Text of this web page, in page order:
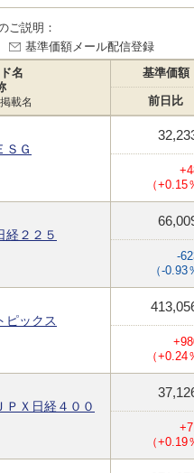
ご説明：
基準価額メール配信登録
名
載名
基準価額
前日比
Ｇ
（+0.15
２２５
-
（-0.93
ックス
（+0.24
Ｘ日経４００
（+0.19